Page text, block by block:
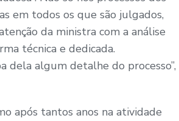
em todos os que são julgados,
da ministra com a análise
técnica e dedicada.
dela algum detalhe do processo”,
após tantos anos na atividade